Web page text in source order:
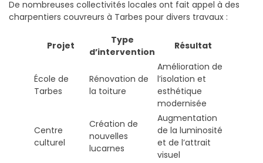
De nombreuses collectivités locales ont fait appel à des
charpentiers couvreurs à Tarbes pour divers travaux :
Projet
Type
d’intervention
Résultat
École de
Tarbes
Rénovation de
la toiture
Amélioration de
l’isolation et
esthétique
modernisée
Centre
culturel
Création de
nouvelles
lucarnes
Augmentation
de la luminosité
et de l’attrait
visuel